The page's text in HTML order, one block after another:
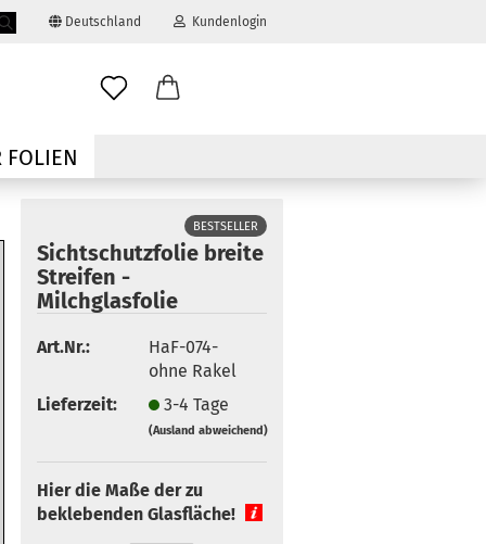
Deutschland Kundenlogin
erstellen
FOLIEN
BESTSELLER
Sichtschutzfolie breite
Streifen -
Milchglasfolie
Art.Nr.:
HaF-074-
ohne Rakel
Lieferzeit:
3-4 Tage
(Ausland abweichend)
Hier die Maße der zu
beklebenden Glasfläche!